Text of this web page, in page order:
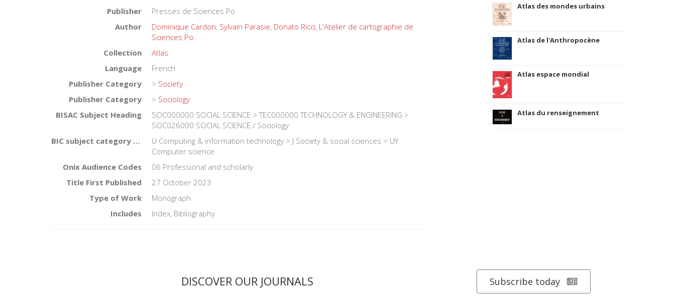
Publisher
Presses de Sciences Po
Author
Dominique Cardon, Sylvain Parasie, Donato Ricci, L'Atelier de cartographie de
Sciences Po
Collection
Atlas
Language
French
Publisher Category
> Society
Publisher Category
> Sociology
BISAC Subject Heading
SOC000000 SOCIAL SCIENCE > TEC000000 TECHNOLOGY & ENGINEERING >
SOC026000 SOCIAL SCIENCE / Sociology
BIC subject category (UK)
U Computing & information technology > J Society & social sciences > UY
Computer science
Onix Audience Codes
06 Professional and scholarly
Title First Published
27 October 2023
Type of Work
Monograph
Includes
Index, Bibliography
Atlas des mondes urbains
Atlas de l'Anthropocène
Atlas espace mondial
Atlas du renseignement
DISCOVER OUR JOURNALS Subscribe today